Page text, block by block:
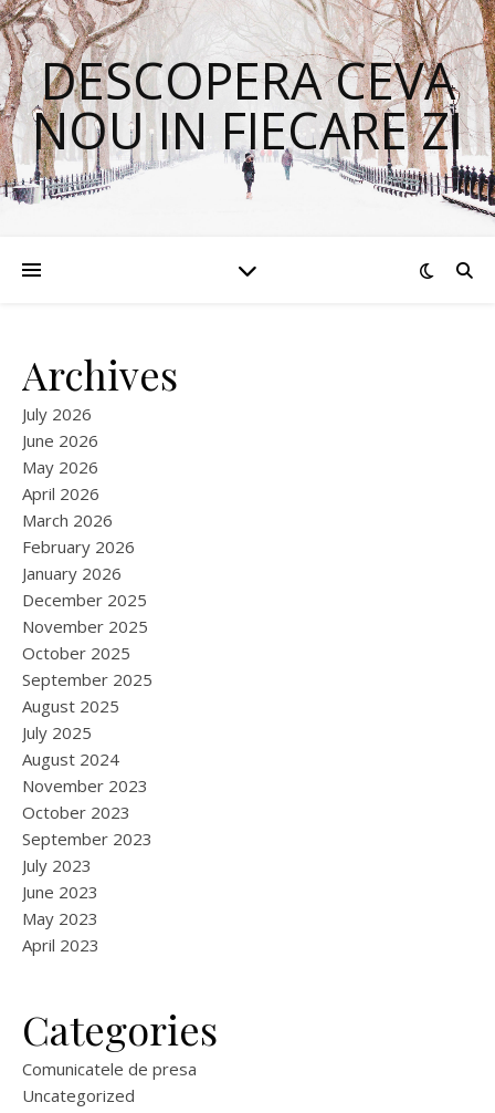
DESCOPERA CEVA
NOU IN FIECARE ZI
Archives
July 2026
June 2026
May 2026
April 2026
March 2026
February 2026
January 2026
December 2025
November 2025
October 2025
September 2025
August 2025
July 2025
August 2024
November 2023
October 2023
September 2023
July 2023
June 2023
May 2023
April 2023
Categories
Comunicatele de presa
Uncategorized